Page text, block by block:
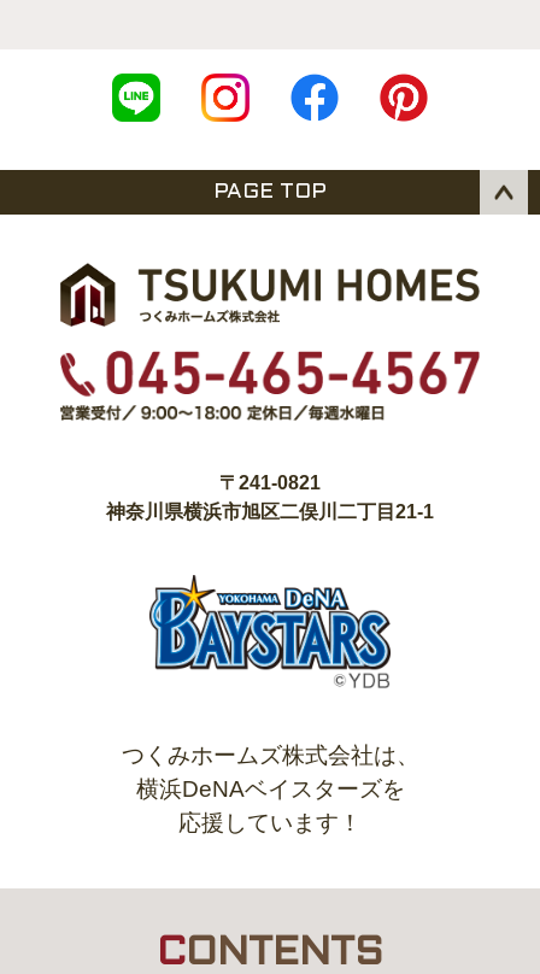
PAGE TOP
〒241-0821
神奈川県横浜市旭区二俣川二丁目21-1
つくみホームズ株式会社は、
横浜DeNAベイスターズを
応援しています！
CONTENTS